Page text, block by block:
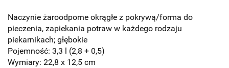
Naczynie żaroodporne okrągłe z pokrywą/forma do
pieczenia, zapiekania potraw w każdego rodzaju
piekarnikach; głębokie
Pojemność: 3,3 l (2,8 + 0,5)
Wymiary: 22,8 x 12,5 cm